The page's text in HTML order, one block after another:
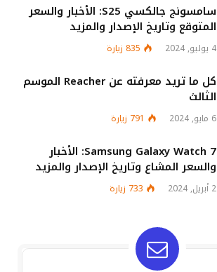
سامسونج جالكسي S25: الأخبار والسعر
المتوقع وتاريخ الإصدار والمزيد
4 يوليو, 2024 835 زيارة
كل ما تريد معرفته عن Reacher الموسم
الثالث
6 مايو, 2024 791 زيارة
Samsung Galaxy Watch 7: الأخبار
والسعر المشاع وتاريخ الإصدار والمزيد
2 أبريل, 2024 733 زيارة